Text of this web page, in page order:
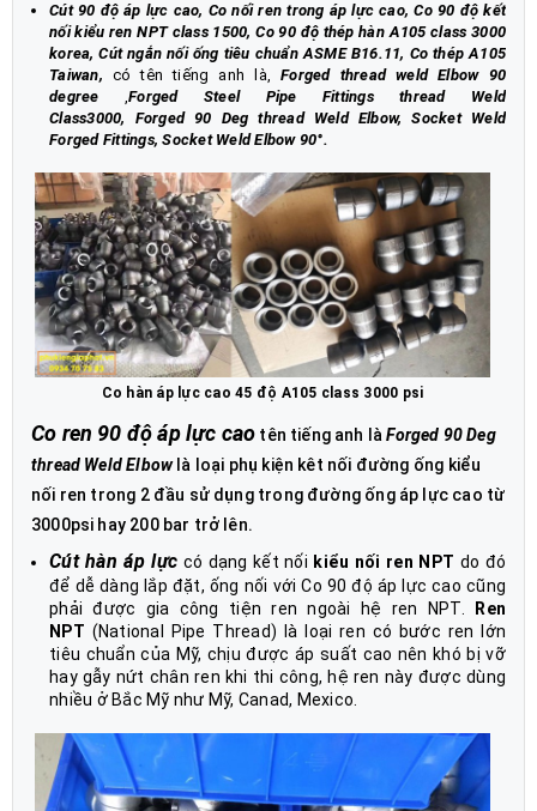
Cút 90 độ áp lực cao, Co nối ren trong áp lực cao, Co 90 độ kết
nối kiểu ren NPT class 1500, Co 90 độ thép hàn A105 class 3000
korea, Cút ngắn nối ống tiêu chuẩn ASME B16.11, Co thép A105
Taiwan, có tên tiếng anh là,Forged thread weld Elbow 90
degree ,Forged Steel Pipe Fittings thread Weld
Class3000, Forged 90 Deg thread Weld Elbow, Socket Weld
Forged Fittings, Socket Weld Elbow 90°.
Co hàn áp lực cao 45 độ A105 class 3000 psi
Co ren 90 độ áp lực cao tên tiếng anh làForged 90 Deg
thread Weld Elbowlà loại phụ kiện kêt nối đường ống kiểu
nối ren trong 2 đầu sử dụng trong đường ống áp lực cao từ
3000psi hay 200 bar trở lên.
Cút hàn áp lực có dạng kết nối kiểu nối ren NPT do đó
để dễ dàng lắp đặt, ống nối với Co 90 độ áp lực cao cũng
phải được gia công tiện ren ngoài hệ ren NPT.
Ren
NPT (National Pipe Thread) là loại ren có bước ren lớn
tiêu chuẩn của Mỹ, chịu được áp suất cao nên khó bị vỡ
hay gẫy nứt chân ren khi thi công, hệ ren này được dùng
nhiều ở Bắc Mỹ như Mỹ, Canad, Mexico.